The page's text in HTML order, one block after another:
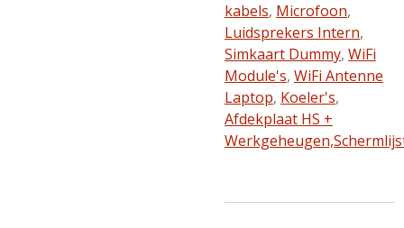
kabels, Microfoon,
Luidsprekers Intern,
Simkaart Dummy, WiFi
Module's, WiFi Antenne
Laptop, Koeler's,
Afdekplaat HS +
Werkgeheugen,